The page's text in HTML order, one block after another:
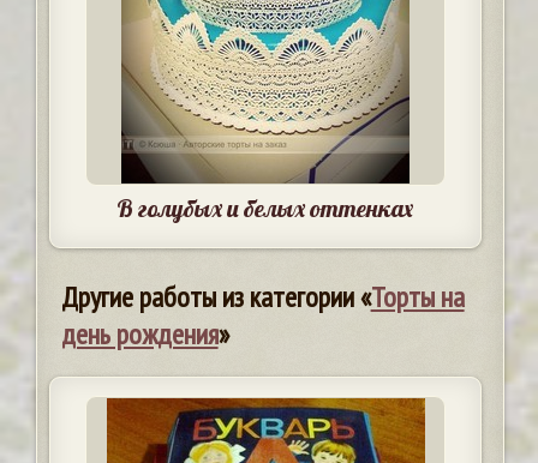
В голубых и белых оттенках
Другие работы из категории «Торты на
день рождения»